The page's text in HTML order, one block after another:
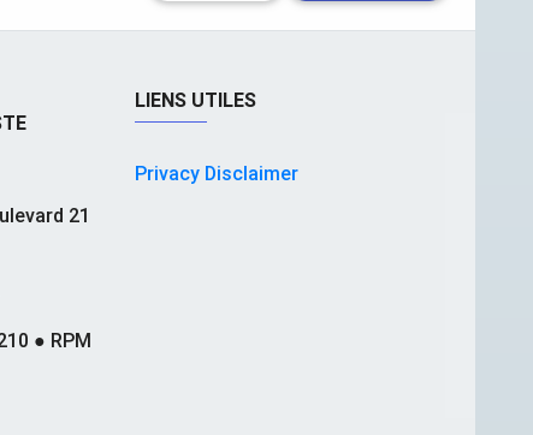
21
● RPM
LIENS UTILES
Privacy Disclaimer